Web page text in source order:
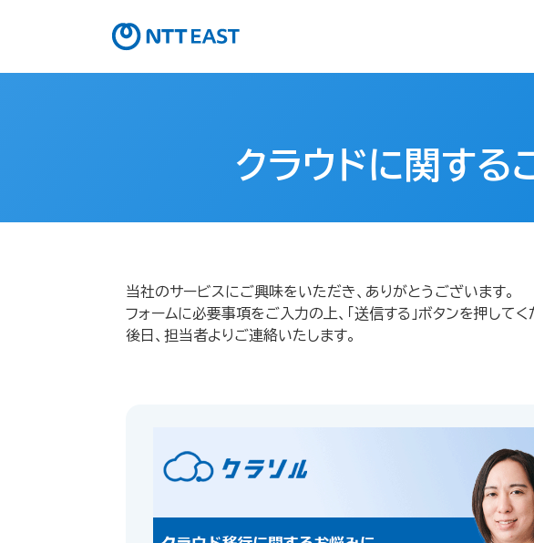
クラウドに関する
当社のサービスにご興味をいただき、ありがとうございます。
フォームに必要事項をご入力の上、「送信する」ボタンを押してく
後日、担当者よりご連絡いたします。